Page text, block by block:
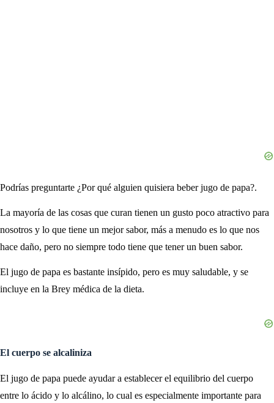
Podrías preguntarte ¿Por qué alguien quisiera beber jugo de papa?.
La mayoría de las cosas que curan tienen un gusto poco atractivo para
nosotros y lo que tiene un mejor sabor, más a menudo es lo que nos
hace daño, pero no siempre todo tiene que tener un buen sabor.
El jugo de papa es bastante insípido, pero es muy saludable, y se
incluye en la Brey médica de la dieta.
El cuerpo se alcaliniza
El jugo de papa puede ayudar a establecer el equilibrio del cuerpo
entre lo ácido y lo alcálino, lo cual es especialmente importante para